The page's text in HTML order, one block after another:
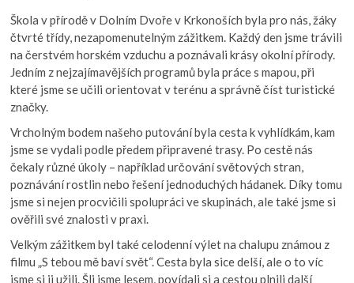
Škola v přírodě v Dolním Dvoře v Krkonoších byla pro nás, žáky
čtvrté třídy, nezapomenutelným zážitkem. Každý den jsme trávili
na čerstvém horském vzduchu a poznávali krásy okolní přírody.
Jedním z nejzajímavějších programů byla práce s mapou, při
které jsme se učili orientovat v terénu a správně číst turistické
značky.
Vrcholným bodem našeho putování byla cesta k vyhlídkám, kam
jsme se vydali podle předem připravené trasy. Po cestě nás
čekaly různé úkoly – například určování světových stran,
poznávání rostlin nebo řešení jednoduchých hádanek. Díky tomu
jsme si nejen procvičili spolupráci ve skupinách, ale také jsme si
ověřili své znalosti v praxi.
Velkým zážitkem byl také celodenní výlet na chalupu známou z
filmu „S tebou mě baví svět“. Cesta byla sice delší, ale o to víc
jsme si ji užili. Šli jsme lesem, povídali si a cestou plnili další